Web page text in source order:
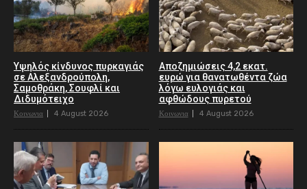
Υψηλός κίνδυνος πυρκαγιάς
σε Αλεξανδρούπολη,
Σαμοθράκη, Σουφλί και
Διδυμότειχο
Κοινωνια 4 August 2026
Αποζημιώσεις 4,2 εκατ.
ευρώ για θανατωθέντα ζώα
λόγω ευλογιάς και
αφθώδους πυρετού
Κοινωνια 4 August 2026